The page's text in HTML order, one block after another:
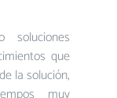
soluciones
que
la solución,